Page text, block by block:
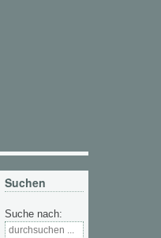
Suchen
Suche nach: